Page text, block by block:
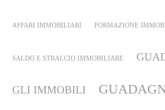
AFFARI IMMOBILIARI FORMAZIONE
SALDO E STRALCIO IMMOBILIARE
GLI IMMOBILI